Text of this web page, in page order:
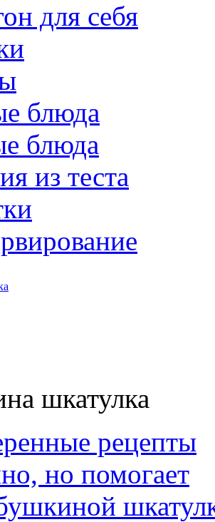
для себя
блюда
блюда
из теста
шкатулка
рецепты
но помогает